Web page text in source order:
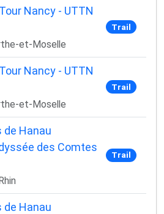
Nancy - UTTN
et-Moselle
Trail
Nancy - UTTN
et-Moselle
Trail
de Hanau
des Comtes
Trail
de Hanau